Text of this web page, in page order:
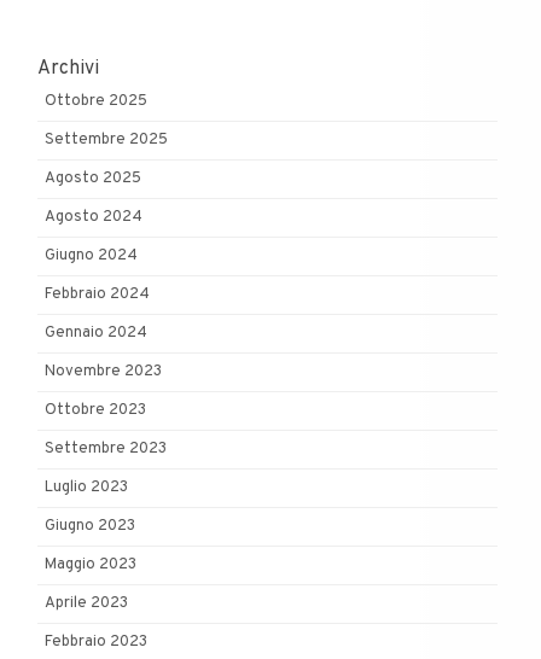
Archivi
Ottobre 2025
Settembre 2025
Agosto 2025
Agosto 2024
Giugno 2024
Febbraio 2024
Gennaio 2024
Novembre 2023
Ottobre 2023
Settembre 2023
Luglio 2023
Giugno 2023
Maggio 2023
Aprile 2023
Febbraio 2023